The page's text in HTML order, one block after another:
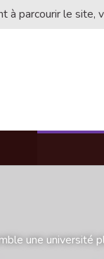
à parcourir le
une université